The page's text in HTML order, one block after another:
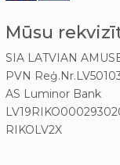
Mūsu
SIA LATVIAN
PVN
AS Luminor Bank
RIKOLV2X